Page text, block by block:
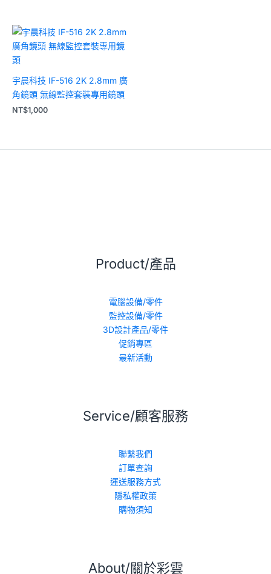
宇晨科技 IF-516 2K 2.8mm 廣
角鏡頭 無線監控套裝專用鏡頭
NT$1,000
Product/產品
電腦設備/零件
監控設備/零件
3D設計產品/零件
促銷專區
最新活動
Service/顧客服務
聯繫我們
訂單查詢
運送服務方式
隱私權政策
購物須知
About/關於彩雲